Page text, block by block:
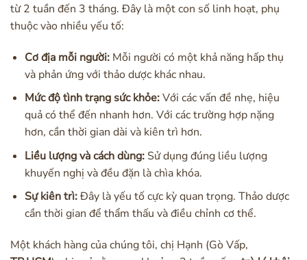
từ 2 tuần đến 3 tháng. Đây là một con số linh hoạt, phụ
thuộc vào nhiều yếu tố:
Cơ địa mỗi người:Mỗi người có một khả năng hấp thụ
và phản ứng với thảo dược khác nhau.
Mức độ tình trạng sức khỏe:Với các vấn đề nhẹ, hiệu
quả có thể đến nhanh hơn. Với các trường hợp nặng
hơn, cần thời gian dài và kiên trì hơn.
Liều lượng và cách dùng:Sử dụng đúng liều lượng
khuyến nghị và đều đặn là chìa khóa.
Sự kiên trì:Đây là yếu tố cực kỳ quan trọng. Thảo dược
cần thời gian để thẩm thấu và điều chỉnh cơ thể.
Một khách hàng của chúng tôi, chị Hạnh (Gò Vấp,